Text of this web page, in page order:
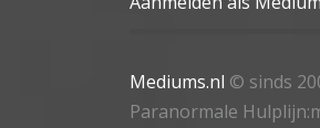
Mediums.nl © sinds
Paranormale